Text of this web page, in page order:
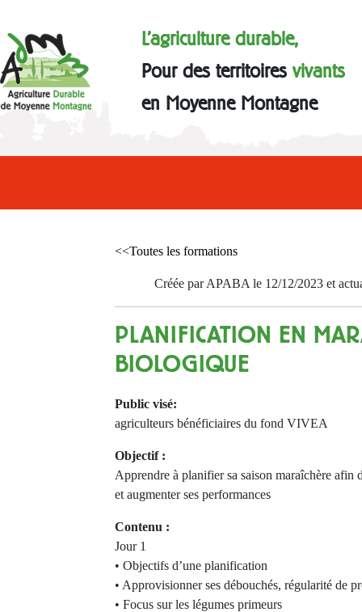
L'agriculture durable,
Pour des territoiresvivants
en Moyenne Montagne
<<Toutes les formations
Créée par APABA le 12/12/2023 et
PLANIFICATION EN
BIOLOGIQUE
Public visé:
agriculteurs bénéficiaires du fond VIVEA
Objectif :
Apprendre à planifier sa saison maraîchère afin
et augmenter ses performances
Contenu :
Jour 1
• Objectifs d’une planification
• Approvisionner ses débouchés, régularité de
• Focus sur les légumes primeurs